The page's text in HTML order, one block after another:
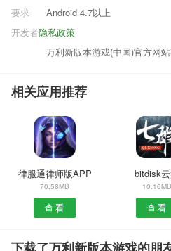
要求
Android 4.7以上
隐私政策
开发者
万利新版本游戏(中国)官方网
相关应用推荐
律服通律师版APP
70.58MB
查看
bitdisk
10.16MB
查看
下载了万利新版本游戏的朋